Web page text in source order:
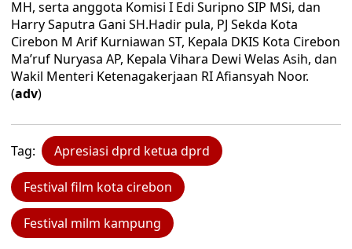
MH, serta anggota Komisi I Edi Suripno SIP MSi, dan
Harry Saputra Gani SH.Hadir pula, PJ Sekda Kota
Cirebon M Arif Kurniawan ST, Kepala DKIS Kota Cirebon
Ma’ruf Nuryasa AP, Kepala Vihara Dewi Welas Asih, dan
Wakil Menteri Ketenagakerjaan RI Afiansyah Noor.
(adv)
Tag: Apresiasi dprd ketua dprd
Festival film kota cirebon
Festival milm kampung